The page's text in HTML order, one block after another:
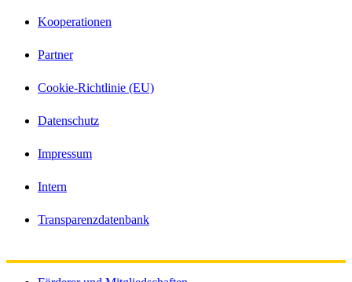
Kooperationen
Partner
Cookie-Richtlinie (EU)
Datenschutz
Impressum
Intern
Transparenzdatenbank